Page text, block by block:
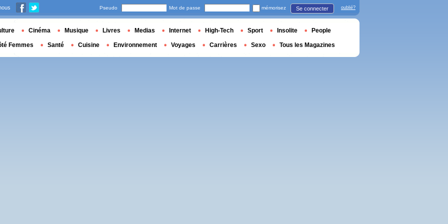
Pseudo Mot de passe mémorisez Se connecter oublié?
Cinéma Musique Livres Medias Internet High-Tech Sport Insolite People
Femmes Santé Cuisine Environnement Voyages Carrières Sexo Tous les Magazines